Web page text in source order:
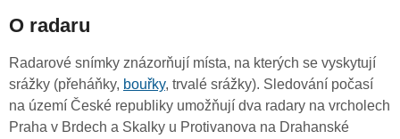
O radaru
Radarové snímky znázorňují místa, na kterých se vyskytují
srážky (přeháňky, bouřky, trvalé srážky). Sledování počasí
na území České republiky umožňují dva radary na vrcholech
Praha v Brdech a Skalky u Protivanova na Drahanské